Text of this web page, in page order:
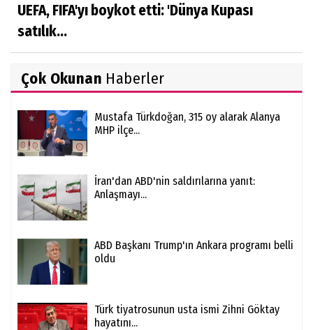
UEFA, FIFA'yı boykot etti: 'Dünya Kupası
satılık...
Çok Okunan Haberler
Mustafa Türkdoğan, 315 oy alarak Alanya
MHP ilçe...
İran'dan ABD'nin saldırılarına yanıt:
Anlaşmayı...
ABD Başkanı Trump'ın Ankara programı belli
oldu
Türk tiyatrosunun usta ismi Zihni Göktay
hayatını...